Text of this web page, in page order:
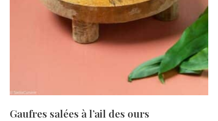
Gaufres salées à l’ail des ours